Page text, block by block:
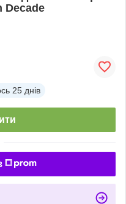
Decade
25 днів